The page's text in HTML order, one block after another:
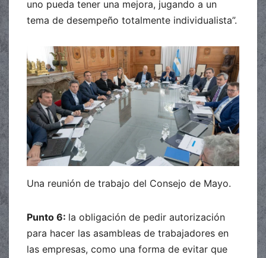
uno pueda tener una mejora, jugando a un
tema de desempeño totalmente individualista”.
Una reunión de trabajo del Consejo de Mayo.
Punto 6: la obligación de pedir autorización
para hacer las asambleas de trabajadores en
las empresas, como una forma de evitar que